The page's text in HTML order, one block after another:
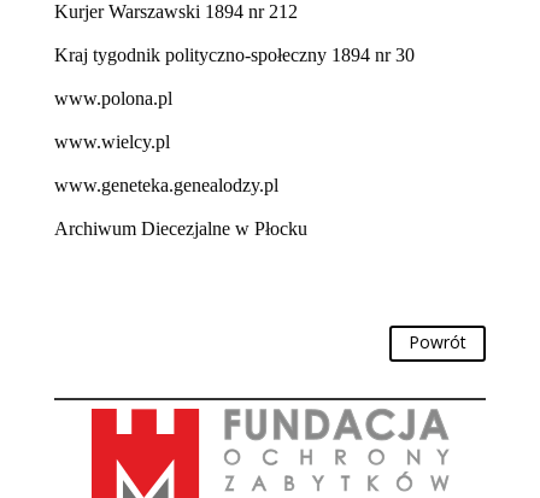
Kurjer Warszawski 1894 nr 212
Kraj tygodnik polityczno-społeczny 1894 nr 30
www.polona.pl
www.wielcy.pl
www.geneteka.genealodzy.pl
Archiwum Diecezjalne w Płocku
Powrót